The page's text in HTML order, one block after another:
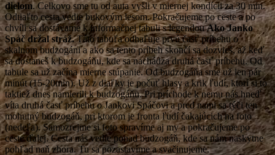
dielom. Celkovo sme tu od auta vyšli v miernej kondícii za 30 min.
Odtiaľto cesta vedie bukovým lesom. Pokračujeme po ceste a po
chvíli sa dostávame k informačnej tabuli s legendouAko Janko
Spáč držal stráž.Táto tabuľa odhaľuje prvú časť príbehu o
skalnom budzogáni a ako sa tento príbeh skončí sa dozvieš, až keď
sa dostaneš k budzogáňu, kde sa nachádza druhá časť príbehu. Od
tabule sa už začína mierne stúpanie. Od budzogáňa sme už len pár
minút (15-20min). Už z diaľky je počuť hlasy a krik ľudí, ktorí si to
taktiež dnes namierili k budzogáňu. Pri príchode k nemu nás hneď
víta druhá časť príbehu o Jankovi Spáčovi a pred nami sa týči ten
mohutný budzogáň, pri ktorom je fronta ľudí čakajúcich na foto
(nedeľa). Samozrejme si foto spravíme aj my a pokračujeme po
ceste ďalej. Cesta nás vedie ponad budzogáň, kde sa nám naskytne
pohľad naň zhora. Tu sa pozastavíme a svačinujeme.